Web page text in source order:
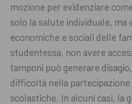
mozione per evidenziare
solo la salute individuale, ma
economiche e sociali delle
studentessa, non avere
tamponi può generare
difficoltà nella
scolastiche. In alcuni casi, la